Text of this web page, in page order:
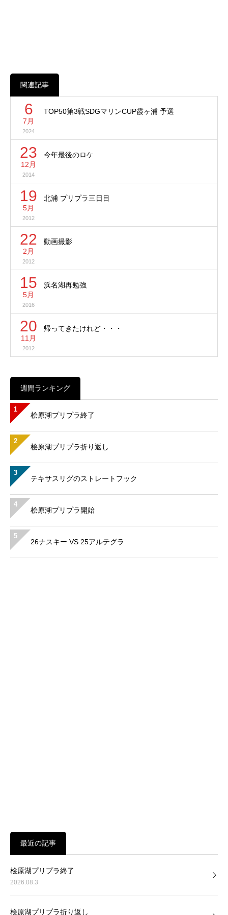
関連記事
6
7月
2024
TOP50第3戦SDGマリンCUP霞ヶ浦 予選
23
12月
2014
今年最後のロケ
19
5月
2012
北浦 プリプラ三日目
22
2月
2012
動画撮影
15
5月
2016
浜名湖再勉強
20
11月
2012
帰ってきたけれど・・・
週間ランキング
1
桧原湖プリプラ終了
2
桧原湖プリプラ折り返し
3
テキサスリグのストレートフック
4
桧原湖プリプラ開始
5
26ナスキー VS 25アルテグラ
最近の記事
桧原湖プリプラ終了
2026.08.3
桧原湖プリプラ折り返し